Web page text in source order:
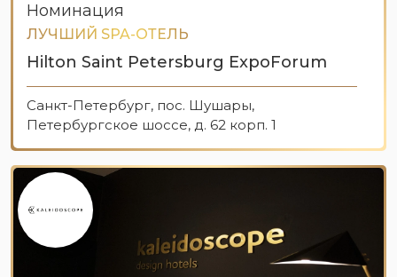
Номинация
ЛУЧШИЙ SPA-ОТЕЛЬ
Hilton Saint Petersburg ExpoForum
Санкт-Петербург, пос. Шушары,
Петербургское шоссе, д. 62 корп. 1